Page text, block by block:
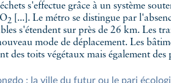
s'effectue grâce à un système
2 [...]. Le métro se distingue par
s'étendent sur près de 26 km. Les
mode de déplacement. Les
des toits végétaux mais également des
: la ville du futur ou le pari